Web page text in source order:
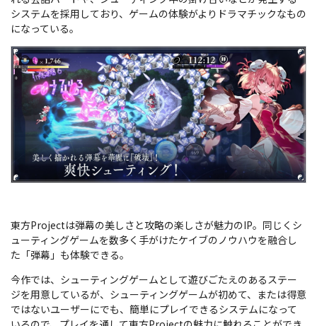
システムを採用しており、ゲームの体験がよりドラマチックなもの
になっている。
東方Projectは弾幕の美しさと攻略の楽しさが魅力のIP。同じくシ
ューティングゲームを数多く手がけたケイブのノウハウを融合し
た「弾幕」も体験できる。
今作では、シューティングゲームとして遊びごたえのあるステー
ジを用意しているが、シューティングゲームが初めて、または得意
ではないユーザーにでも、簡単にプレイできるシステムになって